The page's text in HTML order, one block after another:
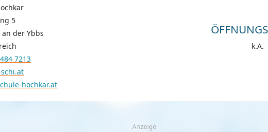
5
der Ybbs
7213
hochkar.at
k.A.
Anzeige